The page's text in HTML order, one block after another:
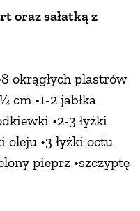
oraz sałatką z
okrągłych plastrów
cm •1-2 jabłka
•2-3 łyżki
oleju •3 łyżki octu
pieprz •szczyptę